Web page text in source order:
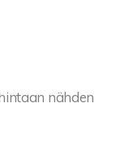
nähden